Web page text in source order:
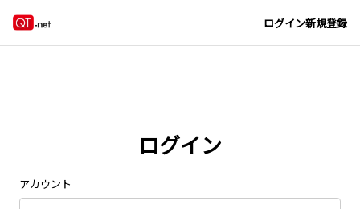
ログイン新規登録
ログイン
アカウント